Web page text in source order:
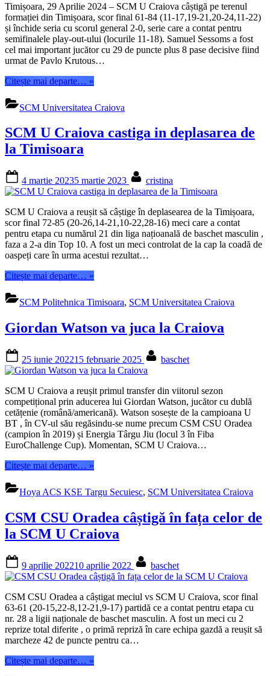
Timișoara, 29 Aprilie 2024 – SCM U Craiova câștigă pe terenul
formației din Timișoara, scor final 61-84 (11-17,19-21,20-24,11-22)
și închide seria cu scorul general 2-0, serie care a contat pentru
semifinalele play-out-ului (locurile 11-18). Samuel Sessoms a fost
cel mai important jucător cu 29 de puncte plus 8 pase decisive fiind
urmat de Pavlo Krutous…
Citește mai departe… “SCM
Craiova
inchide
cu
»
SCM Universitatea Craiova
SCM U Craiova castiga in deplasarea de
la Timisoara
on
4 martie 20235 martie 2023 cristina
SCM U Craiova a reușit să câștige în deplasearea de la Timișoara,
scor final 72-85 (20-26,14-21,10-22,28-16) meci care a contat
pentru etapa cu numărul 21 din liga națioanală de baschet masculin ,
faza a 2-a din Top 10. A fost un meci controlat de la cap la coadă de
oaspeți care în urma acestui rezultat…
Citește mai departe… “SCM
Craiova
castiga
deplasarea
Timisoara”
»
SCM Politehnica Timisoara, SCM Universitatea Craiova
Giordan Watson va juca la Craiova
on
25 iunie 202215 februarie 2025 baschet
SCM U Craiova a reușit primul transfer din viitorul sezon
competițional prin aducerea lui Giordan Watson, jucător cu dublă
cetățenie (română/americană). Watson sosește de la campioana U
BT , în CV-ul său regăsindu-se nume precum CSM CSU Oradea
(campion în 2019) și Energia Târgu Jiu (locul 3 în Fiba
EuroChallenge Cup). Momentan, SCM U Craiova…
Citește mai departe… “Giordan
va
juca
Craiova”
»
Hoya ACS KSE Targu Secuiesc, SCM Universitatea Craiova
CSM CSU Oradea câștigă în fața celor de
la SCM U Craiova
on
9 aprilie 202210 aprilie 2022 baschet
CSM CSU Oradea a câștigat meciul vs SCM U Craiova, scor final
63-61 (20-15,22-8,12-21,9-17) partidă ce a contat pentru etapa cu
nr. 28 a ligii naționale de baschet masculin. A fost un meci cu 2
reprize total diferite , o primă repriză în care echipa gazdă a reușit să
marcheze 42 de puncte pentru ca…
Citește mai departe… “CSM
»